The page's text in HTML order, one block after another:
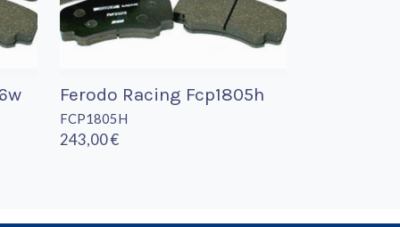
Ferodo Racing Fcp1805h
FCP1805H
243,00 €